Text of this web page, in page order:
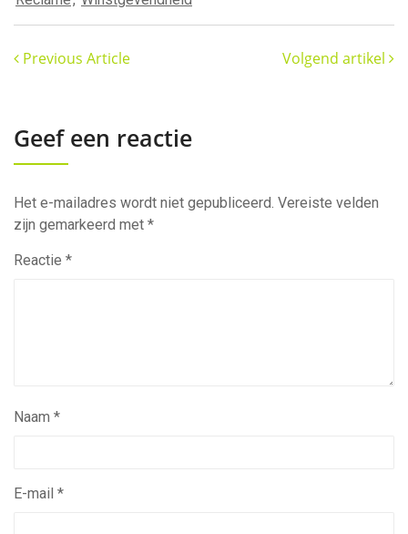
Previous Article Volgend artikel
Geef een reactie
Het e-mailadres wordt niet gepubliceerd. Vereiste velden
zijn gemarkeerd met *
Reactie *
Naam *
E-mail *